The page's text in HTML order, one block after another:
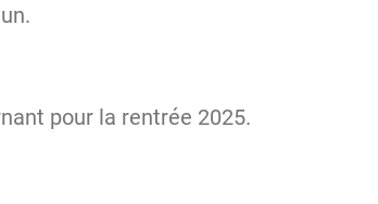
pour la rentrée 2025.